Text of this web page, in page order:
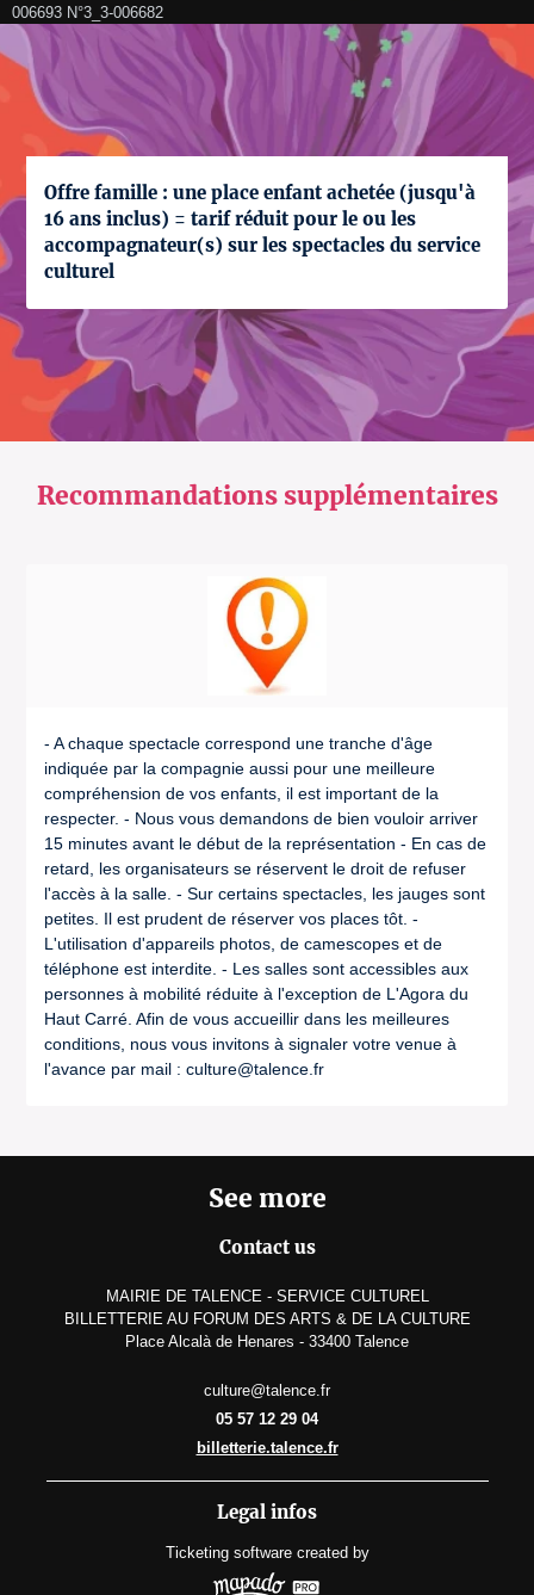
006693 N°3_3-006682
Offre famille : une place enfant achetée (jusqu'à
16 ans inclus) = tarif réduit pour le ou les
accompagnateur(s) sur les spectacles du service
culturel
Recommandations supplémentaires
- A chaque spectacle correspond une tranche d'âge
indiquée par la compagnie aussi pour une meilleure
compréhension de vos enfants, il est important de la
respecter. - Nous vous demandons de bien vouloir arriver
15 minutes avant le début de la représentation - En cas de
retard, les organisateurs se réservent le droit de refuser
l'accès à la salle. - Sur certains spectacles, les jauges sont
petites. Il est prudent de réserver vos places tôt. -
L'utilisation d'appareils photos, de camescopes et de
téléphone est interdite. - Les salles sont accessibles aux
personnes à mobilité réduite à l'exception de L'Agora du
Haut Carré. Afin de vous accueillir dans les meilleures
conditions, nous vous invitons à signaler votre venue à
l'avance par mail : culture@talence.fr
See more
Contact us
MAIRIE DE TALENCE - SERVICE CULTUREL
BILLETTERIE AU FORUM DES ARTS & DE LA CULTURE
Place Alcalà de Henares - 33400 Talence
culture@talence.fr
05 57 12 29 04
billetterie.talence.fr
Legal infos
Ticketing software created by